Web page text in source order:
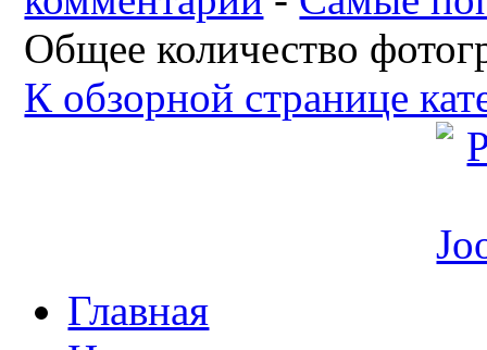
Общее количество
К обзорной странице
Главная